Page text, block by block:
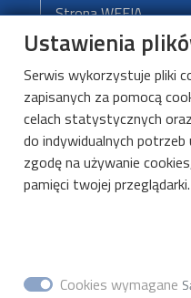
Strona WEEIA
Władze Wydziału
DMCS
O DMCS
Aktualności
Kształcenie
Ustawienia
Serwis wykorzystuje pliki
zapisanych za pomocą
celach statystycznych
do indywidualnych
zgodę na używanie
pamięci twojej przeglądarki.
Cookies wymagane